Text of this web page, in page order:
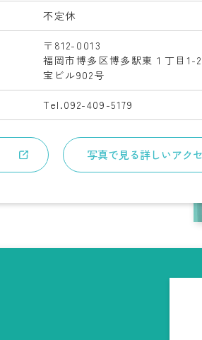
不定休
〒812-0013
福岡市博多区博多駅東１丁目 1-
宝ビル902号
Tel.092-409-5179
写真で見る詳しいアク